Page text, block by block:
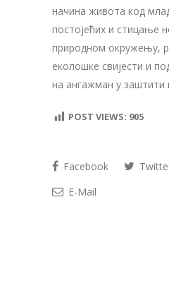
начина живота код
постојећих и стицање
природном окружењу,
еколошке свијести и
на ангажман у заштити
POST VIEWS: 905
Facebook
E-Mail